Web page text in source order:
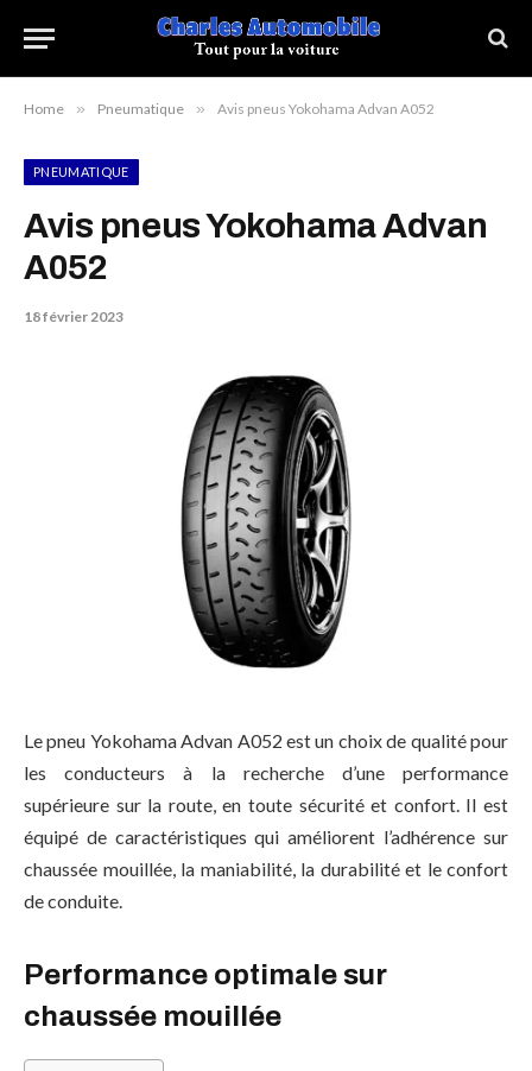
Home » Pneumatique » Avis pneus Yokohama Advan A052
PNEUMATIQUE
Avis pneus Yokohama Advan
A052
18 février 2023
Le pneu Yokohama Advan A052 est un choix de qualité pour
les conducteurs à la recherche d’une performance
supérieure sur la route, en toute sécurité et confort. Il est
équipé de caractéristiques qui améliorent l’adhérence sur
chaussée mouillée, la maniabilité, la durabilité et le confort
de conduite.
Performance optimale sur
chaussée mouillée